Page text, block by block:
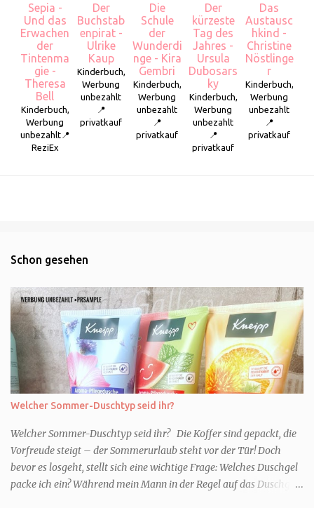
Sepia -
Und das
Erwachen
der
Tintenma
gie -
Theresa
Bell
Kinderbuch,
Werbung
unbezahlt📍
ReziEx
Der
Buchstab
enpirat -
Ulrike
Kaup
Kinderbuch,
Werbung
unbezahlt
📍
privatkauf
Die
Schule
der
Wunderdi
nge - Kira
Gembri
Kinderbuch,
Werbung
unbezahlt
📍
privatkauf
Der
kürzeste
Tag des
Jahres -
Ursula
Dubosars
ky
Kinderbuch,
Werbung
unbezahlt
📍
privatkauf
Das
Austausc
hkind -
Christine
Nöstlinge
r
Kinderbuch,
Werbung
unbezahlt
📍
privatkauf
Schon gesehen
Welcher Sommer-Duschtyp seid ihr?
Welcher Sommer-Duschtyp seid ihr? Die Koffer sind gepackt, die
Vorfreude steigt – der Sommerurlaub steht vor der Tür! Doch
bevor es losgeht, stellt sich eine wichtige Frage: Welches Duschgel
packe ich ein? Während mein Mann in der Regel auf das Duschgel